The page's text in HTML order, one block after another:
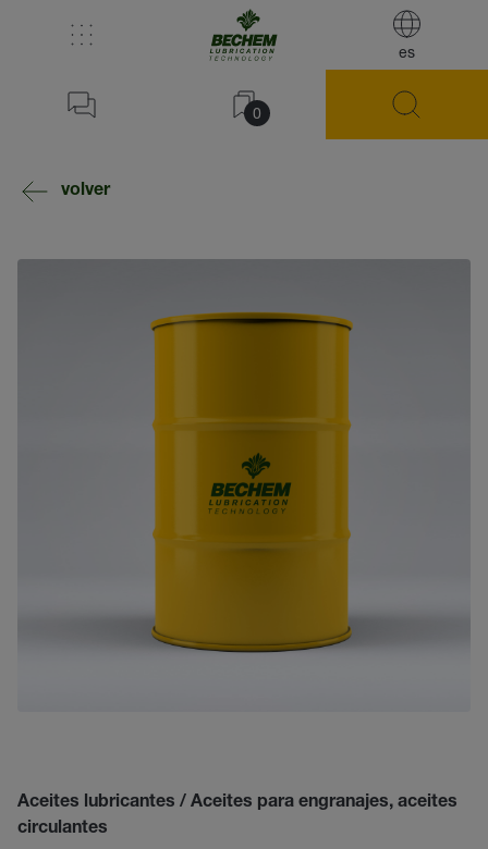
es
0
volver
Aceites lubricantes / Aceites para engranajes, aceites
circulantes